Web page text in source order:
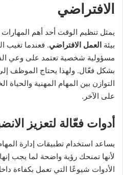
الافتراضي
يمثل تنظيم الوقت أحد أهم
بيئة العمل الافتراضي. فعندما تغيب
مسؤولية شخصية تعتمد على وعي
بشكل فعّال. ولهذا يحتاج الموظف
التوازن بين المهام المهنية
على الآخر.
أدوات فعّالة لتعزيز
يساعد استخدام تطبيقات إدارة
لأنها تمنحك رؤية واضحة لما يجب
الأدوات شيوعًا التي تعمل بكفاءة